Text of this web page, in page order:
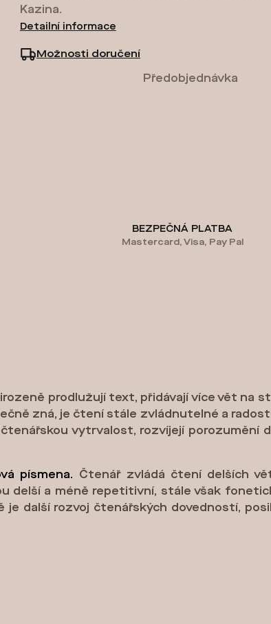
Předobjednávka
Možnosti doručení
Kazina.
Detailní informace
BEZPEČNÁ PLATBA
Mastercard, Visa, Pay Pal
prodlužují text, přidávají více vět na
zná, je čtení stále zvládnutelné a
vytrvalost, rozvíjejí porozumění
písmena. Čtenář zvládá čtení delších
delší a méně repetitivní, stále však
další rozvoj čtenářských dovedností,